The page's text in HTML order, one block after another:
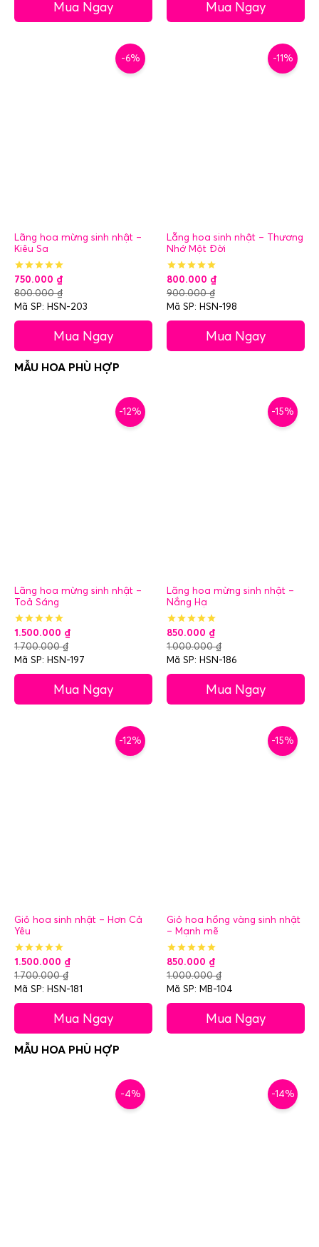
Mua Ngay Mua Ngay
-6%
Lãng hoa mừng sinh nhật –
Kiêu Sa
750.000 ₫
800.000₫
Mã SP: HSN-203
Mua Ngay
-11%
Lẵng hoa sinh nhật – Thương
Nhớ Một Đời
800.000 ₫
900.000₫
Mã SP: HSN-198
Mua Ngay
-12%
Lãng hoa mừng sinh nhật –
Toả Sáng
1.500.000 ₫
1.700.000₫
Mã SP: HSN-197
Mua Ngay
-15%
Lãng hoa mừng sinh nhật –
Nắng Hạ
850.000 ₫
1.000.000₫
Mã SP: HSN-186
Mua Ngay
-12%
Giỏ hoa sinh nhật – Hơn Cả
Yêu
1.500.000 ₫
1.700.000₫
Mã SP: HSN-181
Mua Ngay
-15%
Giỏ hoa hồng vàng sinh nhật
– Mạnh mẽ
850.000 ₫
1.000.000₫
Mã SP: MB-104
Mua Ngay
-4% -14%